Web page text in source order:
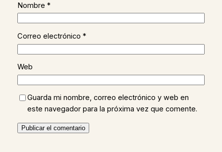
Nombre *
Correo electrónico *
Web
Guarda mi nombre, correo electrónico y web en
este navegador para la próxima vez que comente.